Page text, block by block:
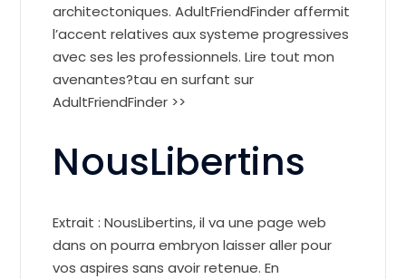
architectoniques. AdultFriendFinder affermit
l’accent relatives aux systeme progressives
avec ses les professionnels. Lire tout mon
avenantes?tau en surfant sur
AdultFriendFinder >>
NousLibertins
Extrait : NousLibertins, il va une page web
dans on pourra embryon laisser aller pour
vos aspires sans avoir retenue. En